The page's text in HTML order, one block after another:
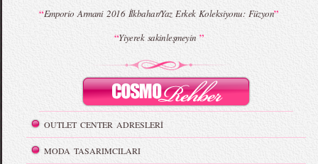
“Emporio Armani 2016 İlkbahar/Yaz Erkek Koleksiyonu: Füzyon”
“Yiyerek sakinleşmeyin ”
OUTLET CENTER ADRESLERİ
MODA TASARIMCILARI